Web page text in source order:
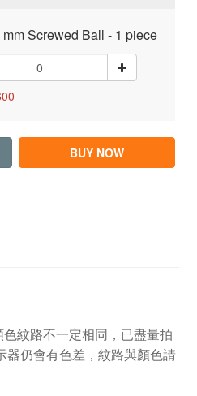
Screwed Ball - 1 piece
BUY NOW
紋路不一定相同，已盡量拍
器仍會有色差，紋路與顏色請